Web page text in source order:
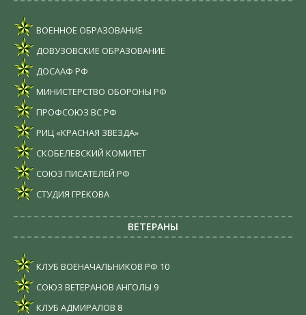
ВОЕННОЕ ОБРАЗОВАНИЕ
ДОВУЗОВСКИЕ ОБРАЗОВАНИЕ
ДОСААФ РФ
МИНИСТЕРСТВО ОБОРОНЫ РФ
ПРОФСОЮЗ ВС РФ
РИЦ «КРАСНАЯ ЗВЕЗДА»
СКОБЕЛЕВСКИЙ КОМИТЕТ
СОЮЗ ПИСАТЕЛЕЙ РФ
СТУДИЯ ГРЕКОВА
ВЕТЕРАНЫ
КЛУБ ВОЕНАЧАЛЬНИКОВ РФ 10
СОЮЗ ВЕТЕРАНОВ АНГОЛЫ 9
КЛУБ АДМИРАЛОВ 8